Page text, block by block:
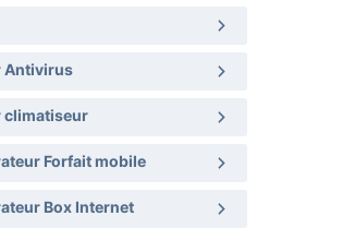
Antivirus
climatiseur
Forfait mobile
Box Internet